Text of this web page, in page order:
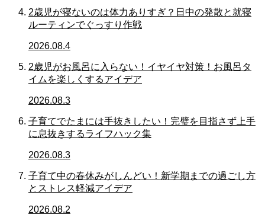
2歳児が寝ないのは体力ありすぎ？日中の発散と就寝
ルーティンでぐっすり作戦
2026.08.4
2歳児がお風呂に入らない！イヤイヤ対策！お風呂タ
イムを楽しくするアイデア
2026.08.3
子育てでたまには手抜きしたい！完璧を目指さず上手
に息抜きするライフハック集
2026.08.3
子育て中の春休みがしんどい！新学期までの過ごし方
とストレス軽減アイデア
2026.08.2